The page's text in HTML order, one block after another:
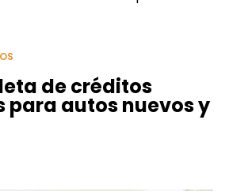
de créditos
para autos nuevos y